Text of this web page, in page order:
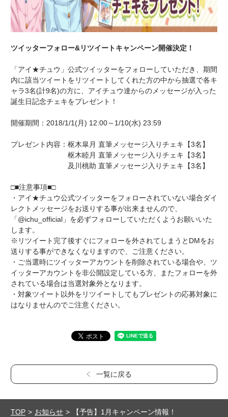
ツイッターフォロー&リツイートキャンペーン開催決定！
「アイ★チュウ」公式ツイッターをフォローしていただき、期間
内に該当ツイートをリツイートしてくれた方の中から抽選で各キ
ャラ3名(計9名)の方に、アイチュウ達からのメッセージが入った
誕生日記念チェキをプレゼント！
開催期間：2018/1/1(月) 12:00～1/10(水) 23:59
プレゼント内容：枢木皐月 直筆メッセージ入りチェキ【3名】
枢木睦月 直筆メッセージ入りチェキ【3名】
及川桃助 直筆メッセージ入りチェキ【3名】
□■注意事項■□
・アイ★チュウ公式ツイッターをフォローされていない場合ダイ
レクトメッセージをお送りする事が出来ませんので、
「@ichu_official」を必ずフォローしていただくようお願いいた
します。
※リツイート完了後すぐにフォローを外されてしまうとDMをお
送りする事ができなくなりますので、ご注意ください。
・ご当選時にツイッターアカウントを削除されている場合や、ツ
イッターアカウントを非公開設定している方、またフォローを外
されている場合は当選対象外となります。
・対象ツイート以外をリツイートしてもプレゼントの応募対象に
はなりませんのでご注意ください。
一覧に戻る
TOP お知らせ 【予告】1月キャンペーン情報！